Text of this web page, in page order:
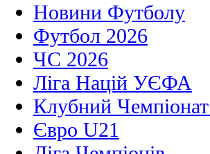
Новини Футболу
Футбол 2026
ЧС 2026
Ліга Націй УЄФА
Клубний
Євро U21